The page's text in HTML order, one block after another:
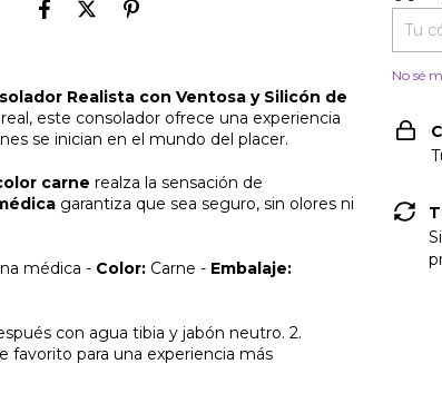
Realista con Ventosa y Silicón de
este consolador ofrece una experiencia
se inician en el mundo del placer.
carne realza la sensación de
garantiza que sea seguro, sin olores ni
médica - Color: Carne - Embalaje:
con agua tibia y jabón neutro. 2.
favorito para una experiencia más